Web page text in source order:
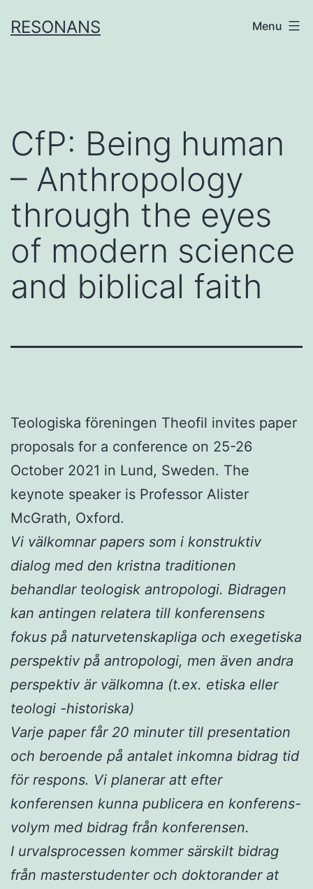
toRESONANS Menu
CfP: Being human
– Anthropology
through the eyes
of modern science
and biblical faith
Teologiska föreningen Theofil invites paper
proposals for a conference on 25-26
October 2021 in Lund, Sweden. The
keynote speaker is Professor Alister
McGrath, Oxford.
Vi välkomnar papers som i konstruktiv
dialog med den kristna traditionen
behandlar teologisk antropologi. Bidragen
kan antingen relatera till konferensens
fokus på naturvetenskapliga och exegetiska
perspektiv på antropologi, men även andra
perspektiv är välkomna (t.ex. etiska eller
teologi -historiska)
Varje paper får 20 minuter till presentation
och beroende på antalet inkomna bidrag tid
för respons. Vi planerar att efter
konferensen kunna publicera en konferens-
volym med bidrag från konferensen.
I urvalsprocessen kommer särskilt bidrag
från masterstudenter och doktorander at